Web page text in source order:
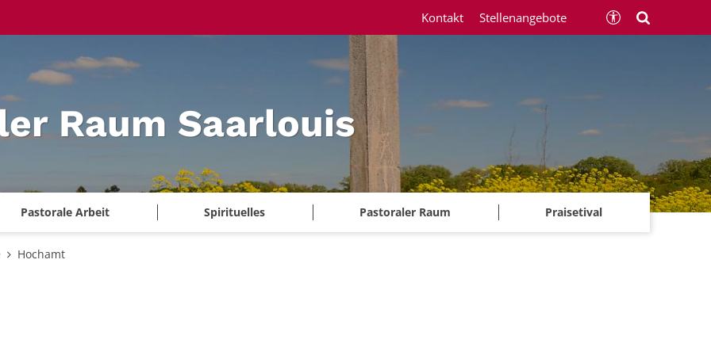
Raum Saarlouis
Pastorale Arbeit Spirituelles Pastoraler Raum Praisetival
Kontakt Stellenangebote
Hochamt